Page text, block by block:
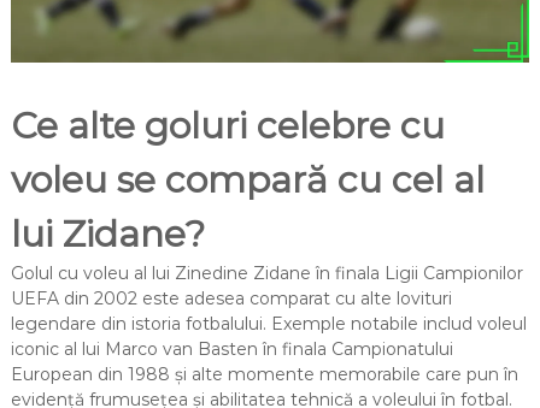
Ce alte goluri celebre cu
voleu se compară cu cel al
lui Zidane?
Golul cu voleu al lui Zinedine Zidane în finala Ligii Campionilor
UEFA din 2002 este adesea comparat cu alte lovituri
legendare din istoria fotbalului. Exemple notabile includ voleul
iconic al lui Marco van Basten în finala Campionatului
European din 1988 și alte momente memorabile care pun în
evidență frumusețea și abilitatea tehnică a voleului în fotbal.